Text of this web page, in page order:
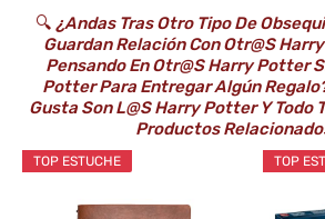
🔍 ¿Andas Tras Otro Tipo De
Guardan Relación Con Otr@s
Pensando En Otr@s Harry Potter
Potter Para Entregar Algún
Gusta Son L@s Harry Potter Y Todo
Productos
TOP ESTUCHE TOP